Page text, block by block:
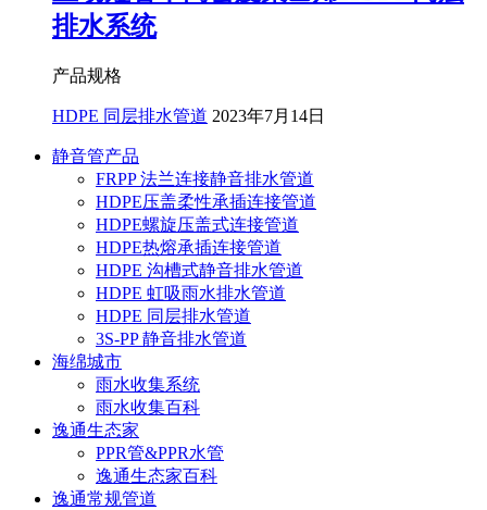
排水系统
产品规格
HDPE 同层排水管道 2023年7月14日
静音管产品
FRPP 法兰连接静音排水管道
HDPE压盖柔性承插连接管道
HDPE螺旋压盖式连接管道
HDPE热熔承插连接管道
HDPE 沟槽式静音排水管道
HDPE 虹吸雨水排水管道
HDPE 同层排水管道
3S-PP 静音排水管道
海绵城市
雨水收集系统
雨水收集百科
逸通生态家
PPR管&PPR水管
逸通生态家百科
逸通常规管道